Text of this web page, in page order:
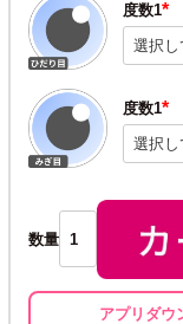
度数1
(必
須)
度数1
(必
須)
数量
アプリダウ